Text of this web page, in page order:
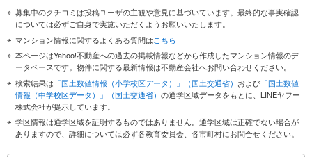
募集中のクチコミは投稿ユーザの主観や意見に基づいています。最終的な事実確認
については必ずご自身で実施いただくようお願いいたします。
マンション情報に関するよくある質問はこちら
本ページはYahoo!不動産への過去の掲載情報などから作成したマンション情報のデ
ータベースです。物件に関する最新情報は不動産会社へお問い合わせください。
検索結果は 「国土数値情報（小学校区データ）」（国土交通省） および 「国土数値
情報（中学校区データ）」（国土交通省） の通学区域データをもとに、LINEヤフー
株式会社が提示しています。
学区情報は通学区域を証明するものではありません。通学区域は正確でない場合が
ありますので、詳細については必ず各教育委員会、各市町村にお問合せください。